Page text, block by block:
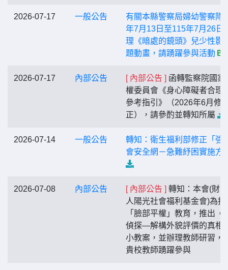
2026-07-17 一般公告
有關本縣警察局婦幼警察隊
年7月13日至115年7月26日
理《暗處的鏡頭》兒少性影
題動畫，請踴躍參與活動
2026-07-17 內部公告 [ 內部公告 ] 函轉監察院國家
權委員會《身心障礙者合理
參考指引》（2026年6月修
正），請參酌並轉知所屬
2026-07-14 一般公告
轉知：衛生福利部修正「強
會安全網－急難紓困實施方
2026-07-08 內部公告 [ 內部公告 ] 轉知：本會(財
人陽光社會福利基金會)為推
「臉部平權」教育，推出《
偵探—解構外貌評價的真相
小教案，並辦理教師研習，
貴校教師踴躍參與